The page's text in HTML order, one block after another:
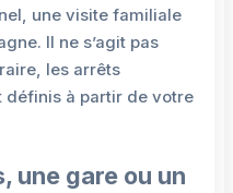
une visite familiale
Il ne s’agit pas
les arrêts
définis à partir de votre
une gare ou un